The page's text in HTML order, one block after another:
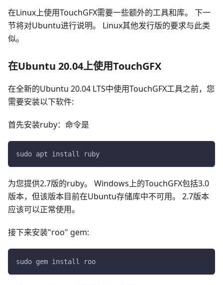
在Linux上使用TouchGFX需要一些额外的工具和库。 下一
节将对Ubuntu进行说明。 Linux其他发行版的要求与此类
似。
在Ubuntu 20.04上使用TouchGFX
在全新的Ubuntu 20.04 LTS中使用TouchGFX工具之前，您
需要安装以下软件:
首先安装ruby：命令是
sudo apt install ruby
为您提供2.7版的ruby。 Windows上的TouchGFX包括3.0
版本，但该版本目前在Ubuntu存储库中不可用。 2.7版本
应该可以正常使用。
接下来安装"roo" gem:
sudo gem install roo